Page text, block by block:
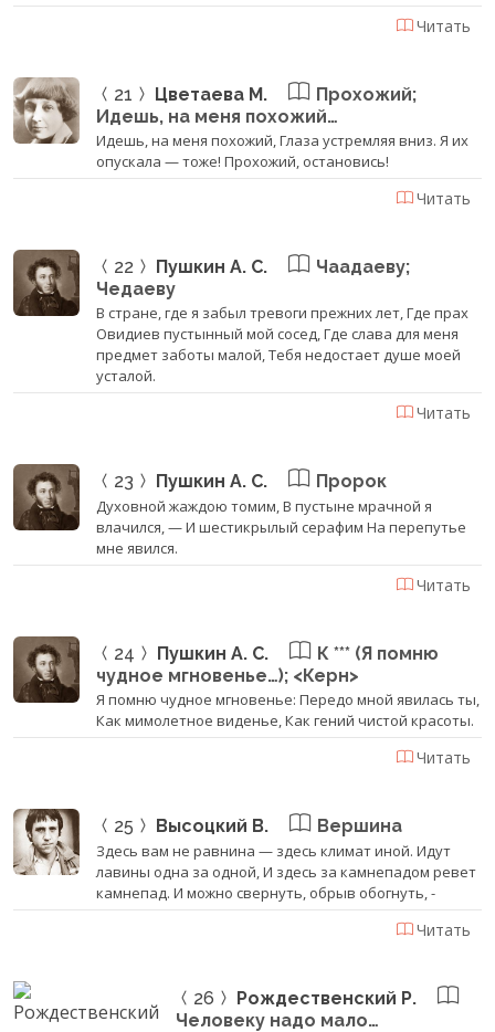
Читать
21 Цветаева М.
Прохожий;
Идешь, на меня похожий…
Идешь, на меня похожий, Глаза устремляя вниз. Я их
опускала — тоже! Прохожий, остановись!
Читать
22 Пушкин А. С.
Чаадаеву;
Чедаеву
В стране, где я забыл тревоги прежних лет, Где прах
Овидиев пустынный мой сосед, Где слава для меня
предмет заботы малой, Тебя недостает душе моей
усталой.
Читать
23 Пушкин А. С. Пророк
Духовной жаждою томим, В пустыне мрачной я
влачился, — И шестикрылый серафим На перепутье
мне явился.
Читать
24 Пушкин А. С.
К *** (Я помню
чудное мгновенье…); <Керн>
Я помню чудное мгновенье: Передо мной явилась ты,
Как мимолетное виденье, Как гений чистой красоты.
Читать
25 Высоцкий В. Вершина
Здесь вам не равнина — здесь климат иной. Идут
лавины одна за одной, И здесь за камнепадом ревет
камнепад. И можно свернуть, обрыв обогнуть, -
Читать
26
Рождественский Р.
Человеку надо мало…